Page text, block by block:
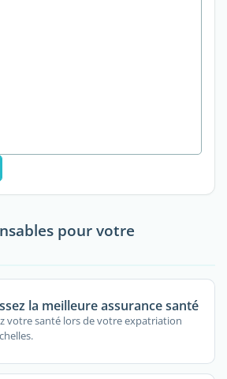
pour votre
la meilleure assurance santé
votre santé lors de votre expatriation